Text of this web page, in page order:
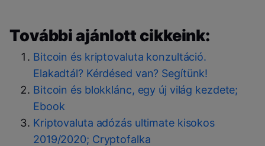
További ajánlott cikkeink:
Bitcoin és kriptovaluta konzultáció.
Elakadtál? Kérdésed van? Segítünk!
Bitcoin és blokklánc, egy új világ kezdete;
Ebook
Kriptovaluta adózás ultimate kisokos
2019/2020; Cryptofalka